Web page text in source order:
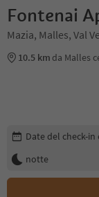
Fontenai
Mazia, Malles, Val
10.5 km da Malles
Modifica i dettagli
Date del check-in
notte